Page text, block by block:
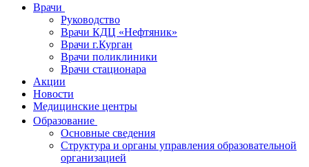
Врачи
Руководство
Врачи КДЦ «Нефтяник»
Врачи г.Курган
Врачи поликлиники
Врачи стационара
Акции
Новости
Медицинские центры
Образование
Основные сведения
Структура и органы управления образовательной
организацией